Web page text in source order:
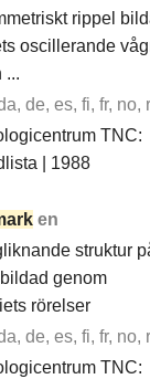
rippel
oscillerande
...
de, es, fi, fr, no,
TNC:
| 1988
en
struktur
genom
rörelser
de, es, fi, fr, no,
TNC: